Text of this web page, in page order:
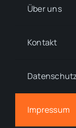
Über uns
Kontakt
Impressum